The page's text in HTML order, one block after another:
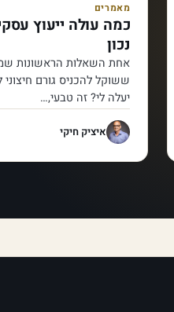
מאמרים
כמה עולה ייעוץ
נכון
אחת השאלות הראשונות
ששוקל להכניס גורם
יעלה לי? זה טבעי,…
איציק חיקי